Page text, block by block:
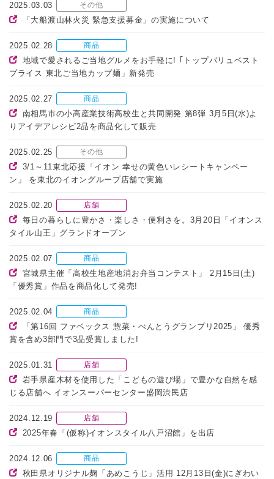
2025.03.03 その他
「大船渡山林火災 緊急支援募金」の実施について
2025.02.28 商品
地域で愛されるご当地グルメをお手軽に! ｢トップバリュベスト
プライス 東北ご当地カップ麺」新発売
2025.02.27 商品
南相馬市の小高産業技術高校生と共同開発 第8弾 3月5日(水)よ
りアイデアレシピ2品を商品化して販売
2025.02.25 その他
3/1～11東北応援「イオン 幸せの黄色いレシートキャンペー
ン」 を東北のイオングループ店舗で実施
2025.02.20 店舗
毎日の暮らしに豊かさ・楽しさ・便利さを。3月20日「イオンス
タイル山王」グランドオープン
2025.02.07 商品
宮城県主催「高校生地産地消お弁当コンテスト」 2月15日(土)
「優秀賞」作品を商品化して発売!
2025.02.04 商品
「第16回 ファベックス 惣菜・べんとうグランプリ2025」 優秀
賞を含め3部門で3品受賞しました!
2025.01.31 店舗
岩手県産木材を使用した「こどもの遊び場」で豊かな自然を感
じる店舗へ イオンスーパーセンター盛岡渋民店
2024.12.19 店舗
2025年春「(仮称)イオンスタイル八戸沼館」を出店
2024.12.06 商品
秋田県オリジナル麹「あめこうじ」活用 12月13日(金)にぎわい